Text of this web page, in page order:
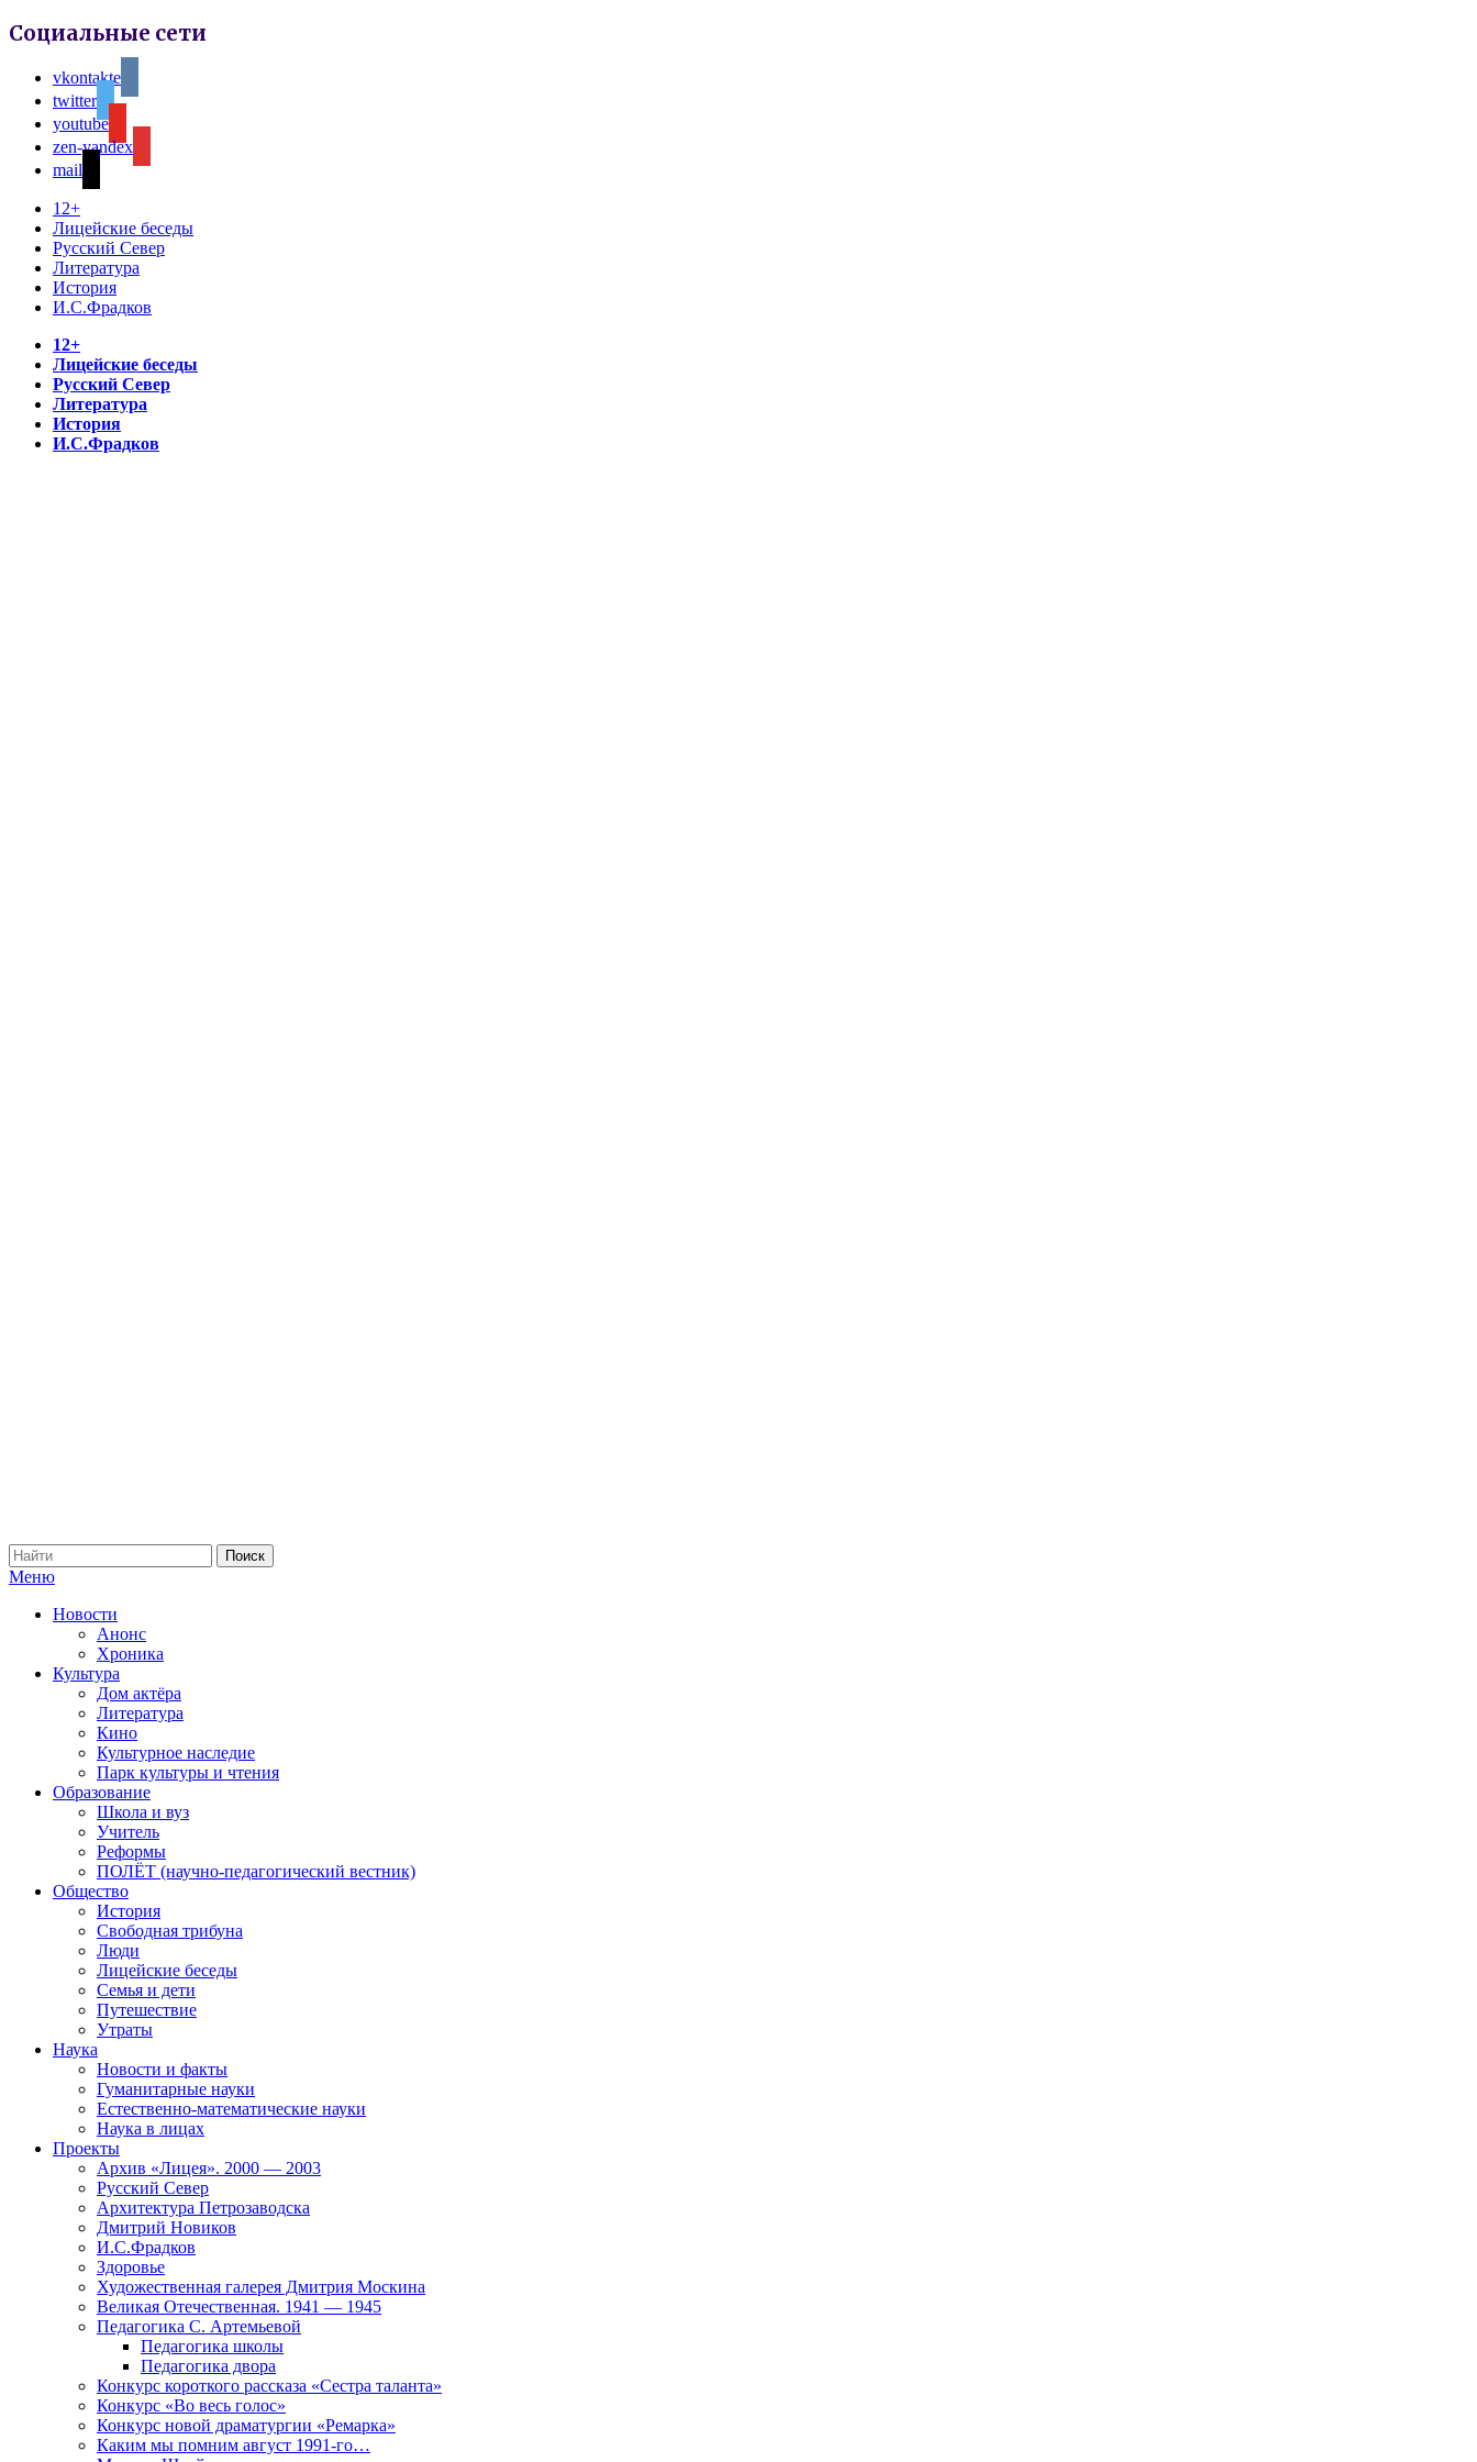
Социальные сети
vkontakte
twitter
youtube
zen-yandex
mail
12+
Лицейские беседы
Русский Север
Литература
История
И.С.Фрадков
12+
Лицейские беседы
Русский Север
Литература
История
И.С.Фрадков
Меню
Новости
Анонс
Хроника
Культура
Дом актёра
Литература
Кино
Культурное наследие
Парк культуры и чтения
Образование
Школа и вуз
Учитель
Реформы
ПОЛЁТ (научно-педагогический вестник)
Общество
История
Свободная трибуна
Люди
Лицейские беседы
Семья и дети
Путешествие
Утраты
Наука
Новости и факты
Гуманитарные науки
Естественно-математические науки
Наука в лицах
Проекты
Архив «Лицея». 2000 — 2003
Русский Север
Архитектура Петрозаводска
Дмитрий Новиков
И.С.Фрадков
Здоровье
Художественная галерея Дмитрия Москина
Великая Отечественная. 1941 — 1945
Педагогика С. Артемьевой
Педагогика школы
Педагогика двора
Конкурс короткого рассказа «Сестра таланта»
Конкурс «Во весь голос»
Конкурс новой драматургии «Ремарка»
Каким мы помним август 1991-го…